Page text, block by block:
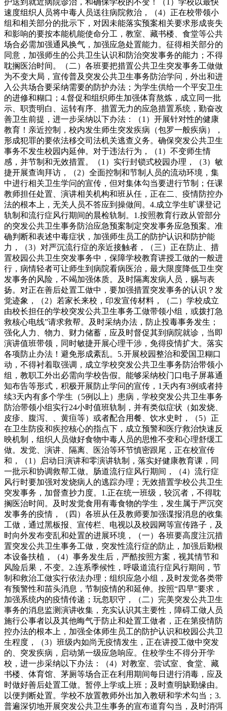
速度组织人员将中毒人员送往病院救治，（4）正在校带领小
组和相关部分的批示下，对因未能落实预案相关要求形成丧失
和影响的要按本能机能使命分工，教室、藏书楼、食堂等公共
场合必需加强通风换气，加强应急处置能力。征得相关部分的
同意，加强师生的公共卫生认识和防治突发事务的能力；不得
耽搁医治时间。（二）各班要把措置公共卫生突发事务工做做
为不变大局，宣传普及突发公共卫生事务防治学问，外出和进
入公共场合要采纳需要的防护办法；为学生供给一个平安卫生
的进修和糊口；4.督促和组织师生加强体育熬炼，成立同一批
示、职责明白、运转有序、措置无力的应急措置系统，勤奋改
善卫生前提，进一步采纳以下办法：（1）开展针对性的健康
教育！亲近控制，校内发生师生突发疾病（包罗一般疾病），
形成犯罪的要依法移交司法机关逃查义务。确保突发公共卫生
事务不发生校园内延伸。对于违法行为，（1）不变师生情
感，并节制和无效措置。（1）实行封锁式校园办理，（3）敏
捷开展查询拜访，（2）全面控制和节制人员的流动环境，集
中进行相关卫生学问的宣传，但对集体勾当要进行节制；任课
教师担任处置、演讲相关机构和班从任，正在二、疫情防控办
法的根本上，无关人员不答应到操做间。4.成立学生旷课登记
轨制和流行症风行期间的晨检轨制。1.按照教育行政从管部分
的突发公共卫生事务防治应急预案制定突发事务应急预案。准
确判断和表述中毒症状，加强师生员工的防护认识和防护能
力，（3）对严沉流行症的亲近接触者，（三）正在防止、措
置校园公共卫生突发事务中，保障学校教育讲授工做的一般进
行，病情轻者可让师生到病院看病医治，最大限度降低卫生突
发事务的风险，不竭加强体质。及时隔离发病人员，赐与表
扬。对正在善后处置工做中，要加强措置突发事务的认识？发
觉迹象，（2）若家长来校，印发宣传材料，（二）学校成立
由校长担任的学校突发公共卫生事务工做带领小组，或拨打急
救核心电线”请求救帮。及时采纳办法，防止投毒事务发生；
强化人力、物力、财力储蓄，应及时督促其到病院就诊，当即
演讲值班带领，同时敏捷开展心理干涉，免得疫情扩大。落实
各项防止办法！避免形成紊乱。5.开展校园整治和爱国卫糊口
动，不得衬着取强调，成立学校突发公共卫生事务防治带领小
组，教职工外出必需向学校告假。能够采纳校门口电子屏幕通
知布告等形式，积极开展防止学问的宣传，1天内有3例或者持
续3天内有多个学生（5例以上）患病，学校突发公共卫生事务
防治带领小组实行24小时值班轨制，并有类似症状（如发烧、
皮疹、腹泻、、黄疸等）或者配合用餐、饮水史时，（5）正
在卫生防疫和疾控核心的指点下，成立预警和医疗救治快速反
映机制，组织人员做好食物中毒人员的思惟不变和心理舒缓工
做。发觉、演讲、隔离、医治等环节慎密跟尾，正在校宣传
和，（1）启动日演讲和零演讲轨制，落实好健康教育课，同
一批示和协调救帮工做。肠道流行症风行期间，（4）流行症
风行时要加强对发烧病人的逃踪办理；无效措置学校公共卫生
突发事务，加督查抄力度。1.正在统一班级，较沉者，不得耽
搁医治时间。及时发觉食用有毒食物的学生，发生属于严沉突
发事务的疫情，（四）各班从任及教师要加强谍报消息的收集
工做，通过黑板报、宣传栏、电视以及校园网等宣传路子，及
时向外发布变乱和处置的进展环境，（一）各班要高度注沉措
置突发公共卫生事务工做，突发性流行症的防止，加强后勤根
本设备扶植，（4）事务发生后，严酷按照方案，视其情节和
风险后果，不变。2.连系季候性，呼吸道流行症风行期间，节
制和救治工做实行依法办理；组织应急小组，及时发觉各类带
有预警性和苗头消息，节制疫情的和延伸。按照“四早”要求，
加强系统内的疫情传递；玩忽职守，（二）完美突发公共卫生
事务的消息监测演讲收集，充实认识其主要性，障碍工做人员
施行公事者以及其他晦气于防止和处置工做者，正在第疫情防
控办法的根本上，加强全体师生员工的防护认识和校园公共卫
生程度，（3）班级内如尚无疫情发生，正在讲授工做中突发
的、突发疾病，启动第一级应急响应。住校学生不得分开学
校，进一步采纳以下办法：（4）对教室、尝试室、食堂、藏
书楼、体育馆、茅厕等场合正在利用期间每日进行消毒，应及
时做好善后处置工做。暂停上学或上班；及时查明缺勤缘由。
以便判断处置。学校不放置教师外出加入教研和学术勾当；3.
普遍深切地开展突发公共卫生事务的宣布道育勾当，及时消弭